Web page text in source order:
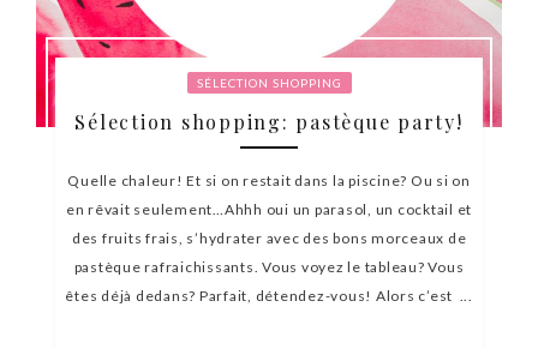
SÉLECTION SHOPPING
Sélection shopping: pastèque party!
Quelle chaleur! Et si on restait dans la piscine? Ou si on
en rêvait seulement…Ahhh oui un parasol, un cocktail et
des fruits frais, s’hydrater avec des bons morceaux de
pastèque rafraichissants. Vous voyez le tableau? Vous
êtes déjà dedans? Parfait, détendez-vous! Alors c’est ...